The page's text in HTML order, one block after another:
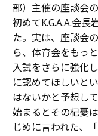
部）主催の座談会
初めて K.G.A.A.会長
た。実は、座談会
ら、体育会をもっ
入試をさらに強化
に認めてほしいと
はないかと予想し
始まるとその杞憂
じめに言われた、